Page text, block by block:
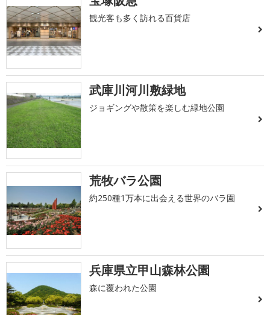
観光客も多く訪れる百貨店
武庫川河川敷緑地
ジョギングや散策を楽しむ緑地公園
荒牧バラ公園
約250種1万本に出会える世界のバラ園
兵庫県立甲山森林公園
森に覆われた公園